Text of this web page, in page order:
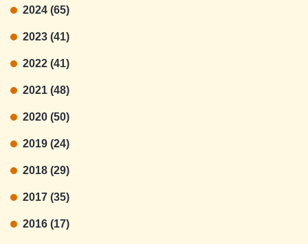
2024 (65)
2023 (41)
2022 (41)
2021 (48)
2020 (50)
2019 (24)
2018 (29)
2017 (35)
2016 (17)